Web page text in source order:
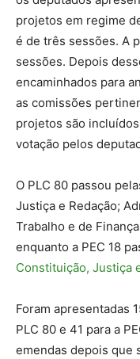
projetos em regime
é de três sessões. A
sessões. Depois
encaminhados para
as comissões
projetos são
votação pelos
O PLC 80 passou
Justiça e Redação;
Trabalho e de
enquanto a PEC 18
Constituição, Justiça
Foram apresentadas
PLC 80 e 41 para a
emendas depois que